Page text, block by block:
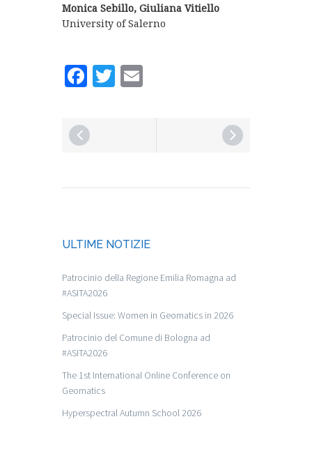
Monica Sebillo, Giuliana Vitiello
University of Salerno
Facebook
Twitter
ULTIME NOTIZIE
Patrocinio della Regione Emilia Romagna ad
#ASITA2026
Special Issue: Women in Geomatics in 2026
Patrocinio del Comune di Bologna ad
#ASITA2026
The 1st International Online Conference on
Geomatics
Hyperspectral Autumn School 2026